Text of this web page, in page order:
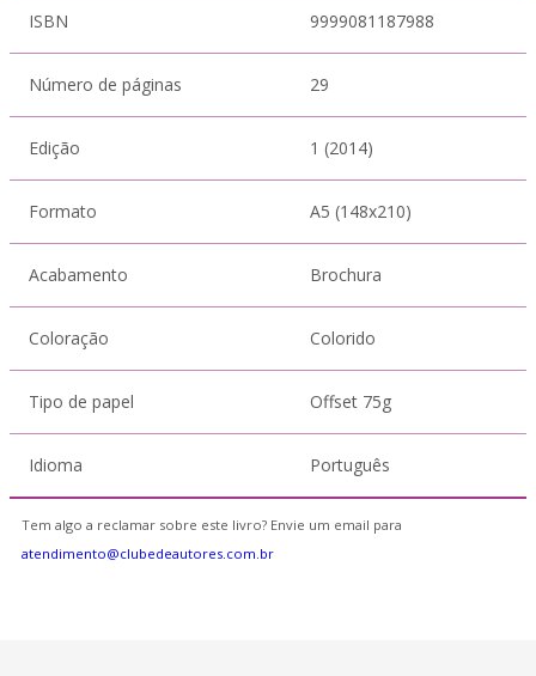
ISBN 9999081187988
Número de páginas 29
Edição 1 (2014)
Formato A5 (148x210)
Acabamento Brochura
Coloração Colorido
Tipo de papel Offset 75g
Idioma Português
Tem algo a reclamar sobre este livro? Envie um email para
atendimento@clubedeautores.com.br